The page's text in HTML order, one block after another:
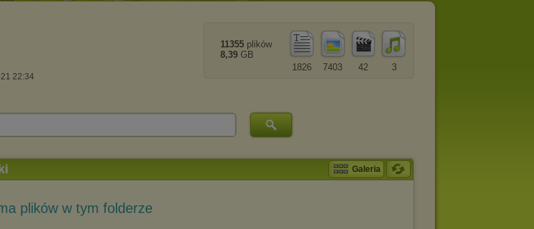
22:34
3
42
7403
1826
11355 plików
8,39 GB
Galeria
plików w tym folderze